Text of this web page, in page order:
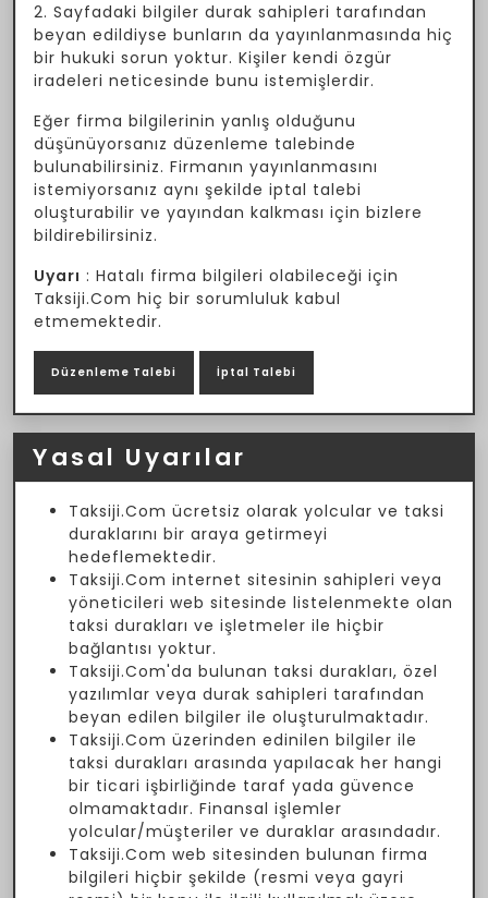
2. Sayfadaki bilgiler durak sahipleri tarafından
beyan edildiyse bunların da yayınlanmasında hiç
bir hukuki sorun yoktur. Kişiler kendi özgür
iradeleri neticesinde bunu istemişlerdir.
Eğer firma bilgilerinin yanlış olduğunu
düşünüyorsanız düzenleme talebinde
bulunabilirsiniz. Firmanın yayınlanmasını
istemiyorsanız aynı şekilde iptal talebi
oluşturabilir ve yayından kalkması için bizlere
bildirebilirsiniz.
Uyarı : Hatalı firma bilgileri olabileceği için
Taksiji.Com hiç bir sorumluluk kabul
etmemektedir.
Düzenleme Talebi İptal Talebi
Yasal Uyarılar
Taksiji.Com ücretsiz olarak yolcular ve taksi
duraklarını bir araya getirmeyi
hedeflemektedir.
Taksiji.Com internet sitesinin sahipleri veya
yöneticileri web sitesinde listelenmekte olan
taksi durakları ve işletmeler ile hiçbir
bağlantısı yoktur.
Taksiji.Com'da bulunan taksi durakları, özel
yazılımlar veya durak sahipleri tarafından
beyan edilen bilgiler ile oluşturulmaktadır.
Taksiji.Com üzerinden edinilen bilgiler ile
taksi durakları arasında yapılacak her hangi
bir ticari işbirliğinde taraf yada güvence
olmamaktadır. Finansal işlemler
yolcular/müşteriler ve duraklar arasındadır.
Taksiji.Com web sitesinden bulunan firma
bilgileri hiçbir şekilde (resmi veya gayri